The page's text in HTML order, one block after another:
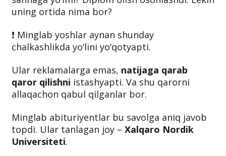
uning ortida nima bor?
❗ Minglab yoshlar aynan shunday
chalkashlikda yo‘lini yo‘qotyapti.
Ular reklamalarga emas, natijaga qarab
qaror qilishni istashyapti. Va shu qarorni
allaqachon qabul qilganlar bor.
Minglab abituriyentlar bu savolga aniq javob
topdi. Ular tanlagan joy – Xalqaro Nordik
Universiteti.